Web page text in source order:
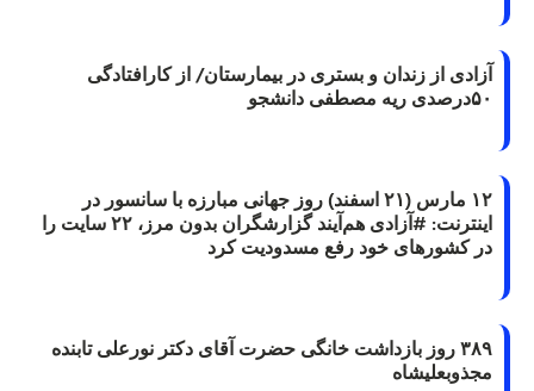
آزادی از زندان و بستری در بیمارستان/ از کارافتادگی
۵۰درصدی ریه مصطفی دانشجو
۱۲ مارس (۲۱ اسفند) روز جهانی مبارزه با سانسور در
اینترنت: #آزادی هم‌آیند گزارشگران‌ بدون مرز، ۲۲ سایت را
در کشورهای خود رفع مسدودیت کرد
۳۸۹ روز بازداشت خانگی حضرت آقای دکتر نورعلی تابنده
مجذوبعلیشاه